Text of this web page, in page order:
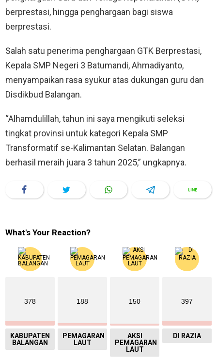
berprestasi, hingga penghargaan bagi siswa
berprestasi.
Salah satu penerima penghargaan GTK Berprestasi,
Kepala SMP Negeri 3 Batumandi, Ahmadiyanto,
menyampaikan rasa syukur atas dukungan guru dan
Disdikbud Balangan.
“Alhamdulillah, tahun ini saya mengikuti seleksi
tingkat provinsi untuk kategori Kepala SMP
Transformatif se-Kalimantan Selatan. Balangan
berhasil meraih juara 3 tahun 2025,” ungkapnya.
What's Your Reaction?
378
KABUPATEN
BALANGAN
188
PEMAGARAN
LAUT
150
AKSI
PEMAGARAN
LAUT
397
DI RAZIA